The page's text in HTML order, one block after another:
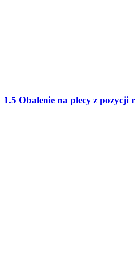
1.5 Obalenie na plecy z pozycji